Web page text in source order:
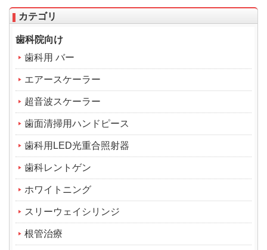
カテゴリ
歯科院向け
歯科用 バー
エアースケーラー
超音波スケーラー
歯面清掃用ハンドピース
歯科用LED光重合照射器
歯科レントゲン
ホワイトニング
スリーウェイシリンジ
根管治療